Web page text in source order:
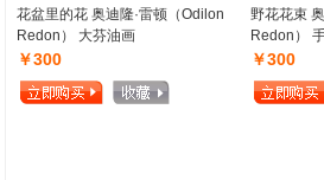
花盆里的花 奥迪隆·雷顿（Odilon
Redon） 大芬油画
￥300
野花花束
Redon）
￥300